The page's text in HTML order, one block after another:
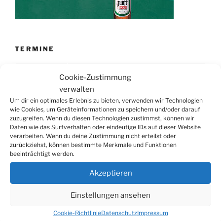
Cookie-Zustimmung
verwalten
Um dir ein optimales Erlebnis zu bieten, verwenden wir Technologien
wie Cookies, um Geräteinformationen zu speichern und/oder darauf
zuzugreifen. Wenn du diesen Technologien zustimmst, können wir
Daten wie das Surfverhalten oder eindeutige IDs auf dieser Website
verarbeiten. Wenn du deine Zustimmung nicht erteilst oder
zurückziehst, können bestimmte Merkmale und Funktionen
beeinträchtigt werden.
Akzeptieren
Einstellungen ansehen
Cookie-RichtlinieDatenschutzImpressum
TERMINE
Brauerei
09.08.
Trödelmarkt in der Ortsmitte
29.08.
Sommerfest in Helmerhausen
06.09.
Beach-Volleyball-Turnier
13.09.
Wandertag
19.09.
Treckertreffen in Hengstenberg
Herbstprogramm im Burghaus
26.09.
Herbstbasar
80er/90er–Party
Erzquell Brauerei: Halloween Party